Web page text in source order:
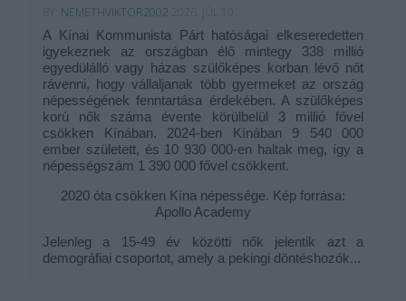
NEMETHVIKTOR2002
A Kínai Kommunista Párt hatóságai elkeseredetten
igyekeznek az országban élő mintegy 338 millió
egyedülálló vagy házas szülőképes korban lévő nőt
rávenni, hogy vállaljanak több gyermeket az ország
népességének fenntartása érdekében. A szülőképes
korú nők száma évente körülbelül 3 millió fővel
csökken Kínában. 2024-ben Kínában 9 540 000
ember született, és 10 930 000-en haltak meg, így a
népességszám 1 390 000 fővel csökkent.
2020 óta csökken Kína népessége. Kép forrása:
Apollo Academy
Jelenleg a 15-49 év közötti nők jelentik azt a
demográfiai csoportot, amely a pekingi döntéshozók...